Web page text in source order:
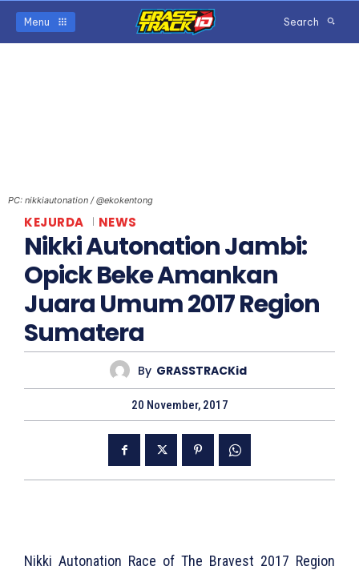
Menu Search
PC: nikkiautonation / @ekokentong
KEJURDA NEWS
Nikki Autonation Jambi:
Opick Beke Amankan
Juara Umum 2017 Region
Sumatera
By GRASSTRACKid
20 November, 2017
Nikki Autonation Race of The Bravest 2017 Region